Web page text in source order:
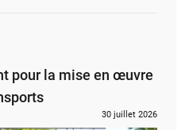
pour la mise en œuvre
30 juillet 2026